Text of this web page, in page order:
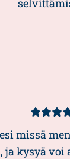
5/5
missä
ja kysyä voi